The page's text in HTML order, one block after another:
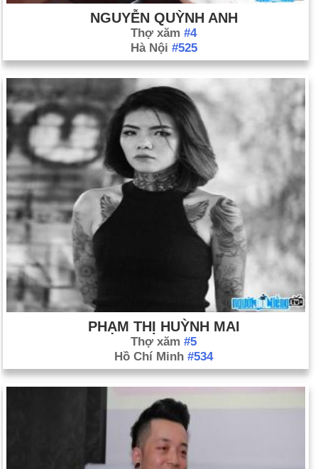
NGUYỄN QUỲNH ANH
Thợ xăm #4
Hà Nội #525
PHẠM THỊ HUỲNH MAI
Thợ xăm #5
Hồ Chí Minh #534